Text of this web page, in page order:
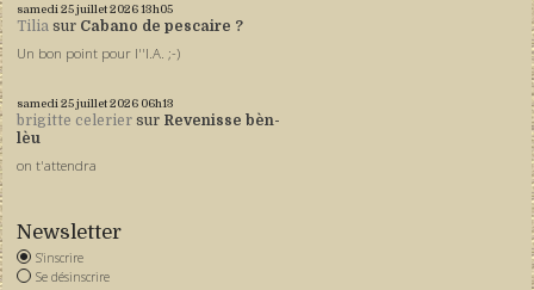
samedi 25juillet 202613h05
Tilia sur Cabano de pescaire ?
Un bon point pour l''I.A. ;-)
samedi 25juillet 2026 06h13
brigitte celerier sur Revenisse bèn-
lèu
on t'attendra
Newsletter
S'inscrire
Se désinscrire